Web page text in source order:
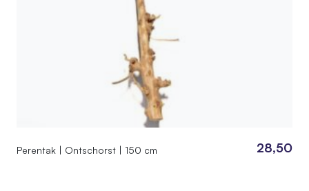
Perentak | Ontschorst | 150 cm 28,50